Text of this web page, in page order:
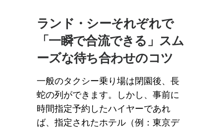
ランド・シーそれぞれで
「一瞬で合流できる」スム
ーズな待ち合わせのコツ
一般のタクシー乗り場は閉園後、長
蛇の列ができます。しかし、事前に
時間指定予約したハイヤーであれ
ば、指定されたホテル（例：東京デ